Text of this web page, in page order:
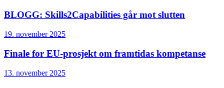
BLOGG: Skills2Capabilities går mot slutten
19. november 2025
Finale for EU-prosjekt om framtidas kompetanse
13. november 2025